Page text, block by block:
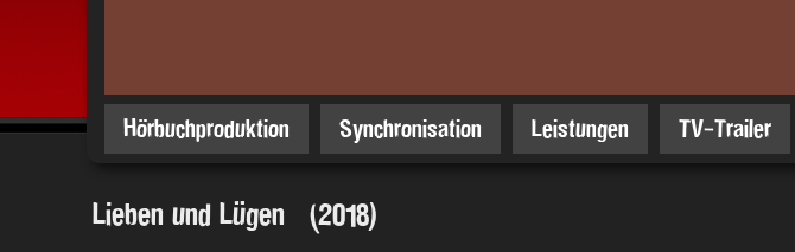
Hörbuchproduktion Synchronisation Leistungen TV-Trailer
Lieben und Lügen (2018)